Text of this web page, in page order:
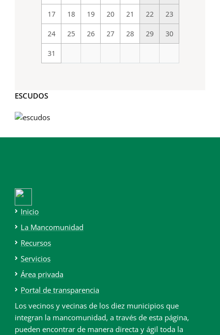
17 18 19 20 21 22 23
24 25 26 27 28 29 30
31
ESCUDOS
Inicio
La Mancomunidad
Recursos
Servicios
Área privada
Portal de transparencia
Los vecinos y vecinas de los diez municipios que
integran la mancomunidad, a través de esta página,
pueden encontrar de manera directa y ágil toda la